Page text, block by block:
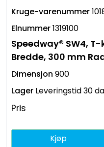
1319100
Speedway® SW4,
Bredde, 300 mm
900
Leveringstid 30
Pris
Kjøp